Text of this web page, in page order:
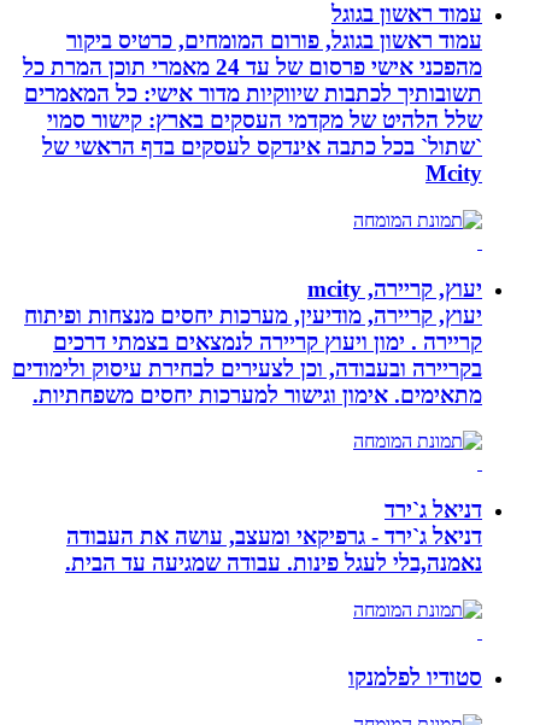
עמוד ראשון בגוגל
עמוד ראשון בגוגל, פורום המומחים, כרטיס ביקור
מהפכני אישי פרסום של עד 24 מאמרי תוכן המרת כל
תשובותיך לכתבות שיווקיות מדור אישי: כל המאמרים
שלל הלהיט של מקדמי העסקים בארץ: קישור סמוי
`שתול` בכל כתבה אינדקס לעסקים בדף הראשי של
Mcity
יעוץ, קריירה, mcity
יעוץ, קריירה, מודיעין, מערכות יחסים מנצחות ופיתוח
קריירה . ימון ויעוץ קריירה לנמצאים בצמתי דרכים
בקריירה ובעבודה, וכן לצעירים לבחירת עיסוק ולימודים
מתאימים. אימון וגישור למערכות יחסים משפחתיות.
דניאל ג`ירד
דניאל ג`ירד - גרפיקאי ומעצב, עושה את העבודה
נאמנה,בלי לעגל פינות. עבודה שמגיעה עד הבית.
סטודיו לפלמנקו